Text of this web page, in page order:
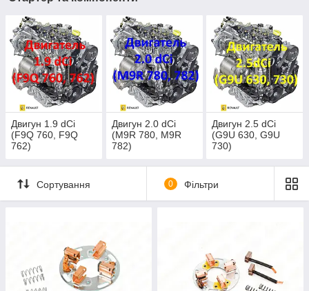
Двигун 1.9 dCi
(F9Q 760, F9Q
762)
Двигун 2.0 dCi
(M9R 780, M9R
782)
Двигун 2.5 dCi
(G9U 630, G9U
730)
Сортування 0 Фільтри